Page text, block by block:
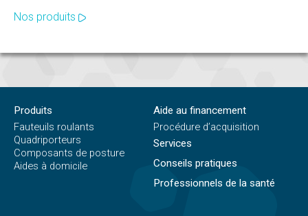
Nos produits
Produits
Fauteuils roulants
Quadriporteurs
Composants de posture
Aides à domicile
Aide au financement
Procédure d’acquisition
Services
Conseils pratiques
Professionnels de la santé